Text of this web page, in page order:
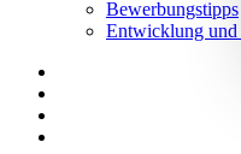
Bewerbungstipps
Entwicklung und